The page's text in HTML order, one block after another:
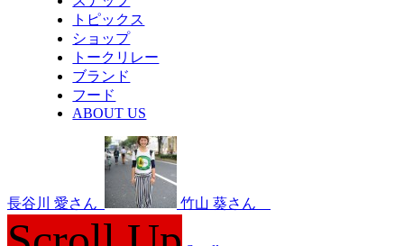
トピックス
ショップ
トークリレー
ブランド
フード
ABOUT US
長谷川 愛さん 竹山 葵さん